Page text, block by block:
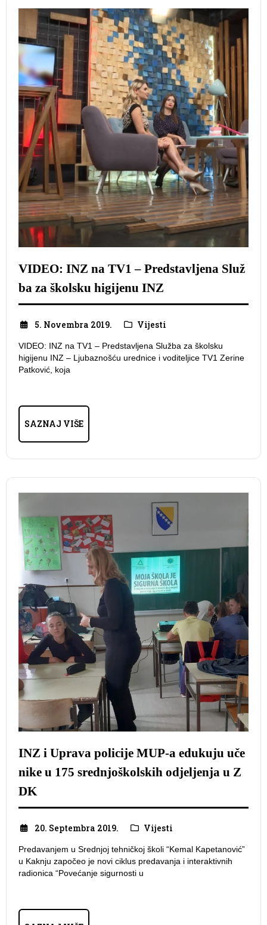
VIDEO: INZ na TV1 – Predstavljena Služ
ba za školsku higijenu INZ
5. Novembra 2019. Vijesti
VIDEO: INZ na TV1 – Predstavljena Služba za školsku
higijenu INZ – Ljubaznošću urednice i voditeljice TV1 Zerine
Patković, koja
SAZNAJ VIŠE
INZ i Uprava policije MUP-a edukuju uče
nike u 175 srednjoškolskih odjeljenja u Z
DK
20. Septembra 2019. Vijesti
Predavanjem u Srednjoj tehničkoj školi “Kemal Kapetanović”
u Kaknju započeo je novi ciklus predavanja i interaktivnih
radionica “Povećanje sigurnosti u